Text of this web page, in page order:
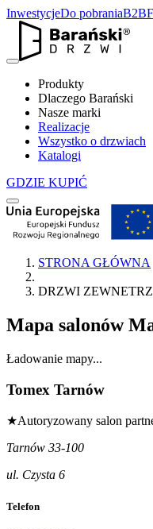
InwestycjeDo pobraniaB2B
Produkty
Dlaczego Barański
Nasze marki
Realizacje
Wszystko o drzwiach
Katalogi
GDZIE KUPIĆ
STRONA GŁÓWNA
DRZWI
Mapa salonów
Ładowanie mapy...
Tomex Tarnów
★Autoryzowany salon
Tarnów 33-100
ul. Czysta 6
Telefon